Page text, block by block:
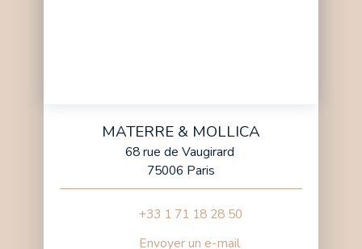
MATERRE & MOLLICA
68 rue de Vaugirard
75006 Paris
+33 1 71 18 28 50
Envoyer un e-mail